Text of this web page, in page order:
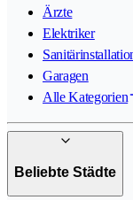
Ärzte
Elektriker
Garagen
Alle Kategorien
Beliebte Städte